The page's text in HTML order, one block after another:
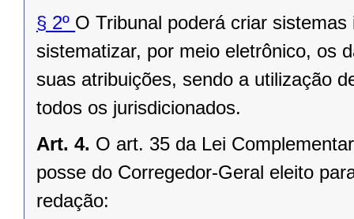
§ 2º O Tribunal poderá criar
sistematizar, por meio eletrônico, os
suas atribuições, sendo a utilização
todos os jurisdicionados.
Art. 4. O art. 35 da Lei
posse do Corregedor-Geral eleito
redação: